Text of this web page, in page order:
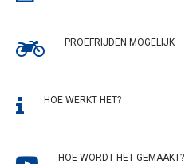
PROEFRIJDEN MOGELIJK
HOE WERKT HET?
HOE WORDT HET GEMAAKT?